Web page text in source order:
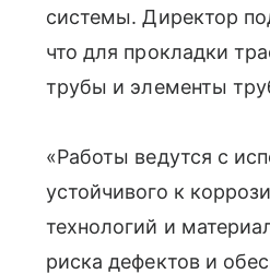
системы. Директор
что для прокладки
трубы и элементы
«Работы ведутся с
устойчивого к
технологий и
риска дефектов и